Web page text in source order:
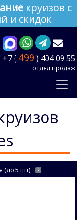
круизов с
и скидок
+7 ( 499 ) 404 09 55
отдел продаж
(до 5 шт) ?